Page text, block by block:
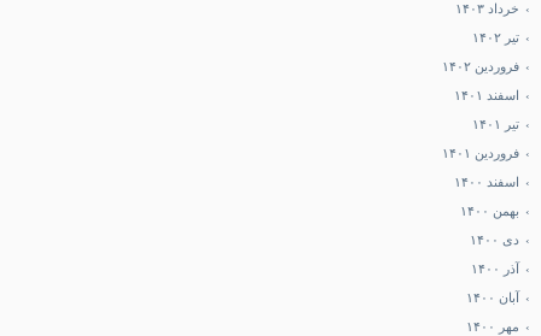
خرداد ۱۴۰۳
تیر ۱۴۰۲
فروردین ۱۴۰۲
اسفند ۱۴۰۱
تیر ۱۴۰۱
فروردین ۱۴۰۱
اسفند ۱۴۰۰
بهمن ۱۴۰۰
دی ۱۴۰۰
آذر ۱۴۰۰
آبان ۱۴۰۰
مهر ۱۴۰۰